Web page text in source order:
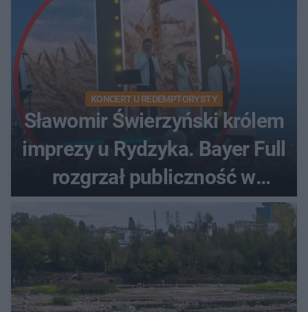
KONCERT U REDEMPTORYSTY
Sławomir Świerzyński królem
imprezy u Rydzyka. Bayer Full
rozgrzał publiczność w
Toruniu